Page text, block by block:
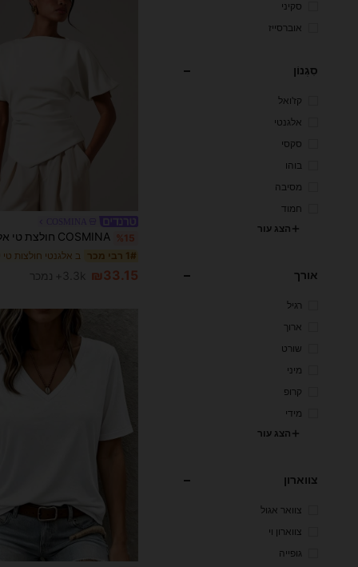
סקיני
אוברסייז
סִגְנוֹן
קז'ואל
אלגנטי
סקסי
בוהו
מסיבה
חמוד
הצג עור
אורך
רגיל
ארוך
שורט
מיני
קרופ
מידי
הצג עור
צווארון
צוואר אגול
צווארון וי
גופייה
%15
1# רבי מכר ב אלגנטי חולצות טי
₪33.15 3.3k+ נמכר